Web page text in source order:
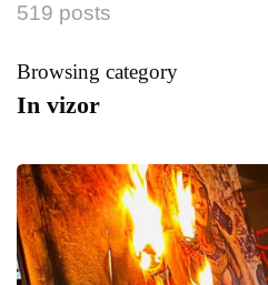
519 posts
Browsing category
In vizor